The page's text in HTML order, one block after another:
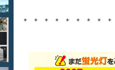
* * * * * * * *